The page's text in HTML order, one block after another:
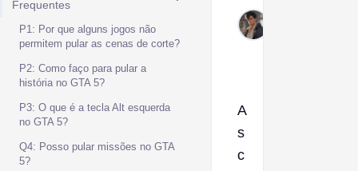
Frequentes
P1: Por que alguns jogos não
permitem pular as cenas de corte?
P2: Como faço para pular a
história no GTA 5?
P3: O que é a tecla Alt esquerda
no GTA 5?
Q4: Posso pular missões no GTA
5?
A
s
c